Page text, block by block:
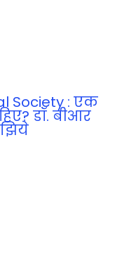
Society : एक
डॉ. बीआर